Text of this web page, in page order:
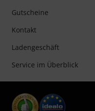
Gutscheine
Kontakt
Ladengeschäft
Service im Überblick